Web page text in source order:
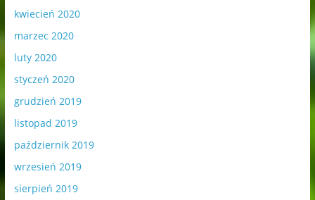
kwiecień 2020
marzec 2020
luty 2020
styczeń 2020
grudzień 2019
listopad 2019
październik 2019
wrzesień 2019
sierpień 2019